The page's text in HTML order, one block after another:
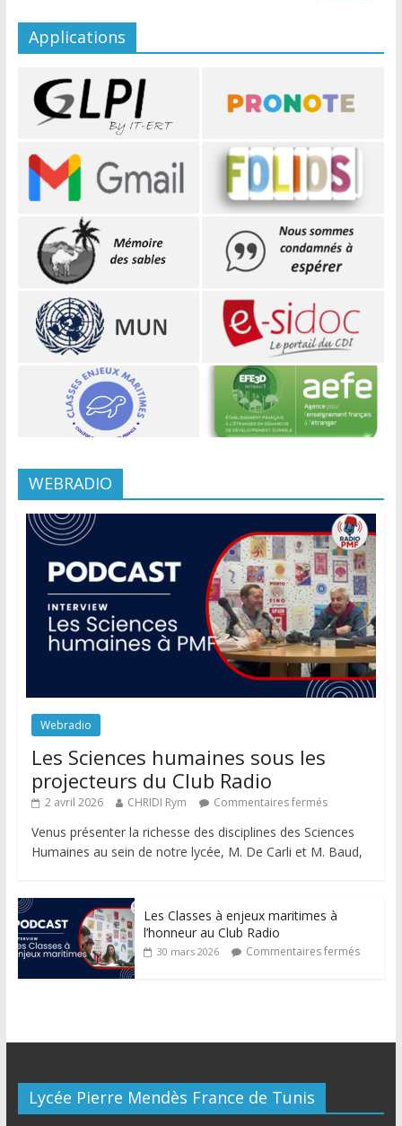
Applications
WEBRADIO
Webradio
Les Sciences humaines sous les
projecteurs du Club Radio
2 avril 2026 CHRIDI Rym Commentaires fermés
Venus présenter la richesse des disciplines des Sciences
Humaines au sein de notre lycée, M. De Carli et M. Baud,
Les Classes à enjeux maritimes à
l’honneur au Club Radio
30 mars 2026 Commentaires fermés
Lycée Pierre Mendès France de Tunis